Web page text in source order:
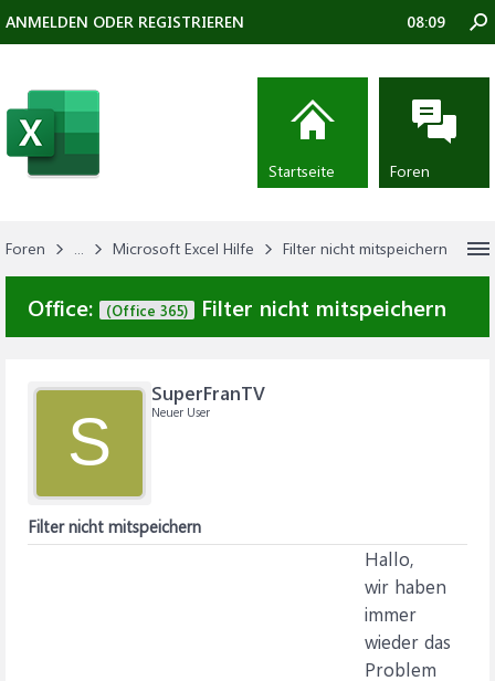
Foren ... Microsoft Excel Hilfe Filter nicht mitspeichern
Office: (Office 365) Filter nicht mitspeichern
S
SuperFranTV
Neuer User
Filter nicht mitspeichern
Hallo,
wir haben
immer
wieder das
Problem
ANMELDEN ODER REGISTRIEREN 08:09
Startseite Foren